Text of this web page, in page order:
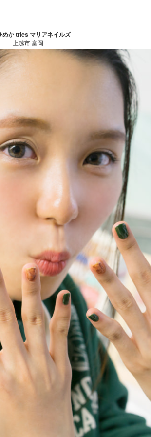
めか tries マリアネイルズ
上越市 富岡